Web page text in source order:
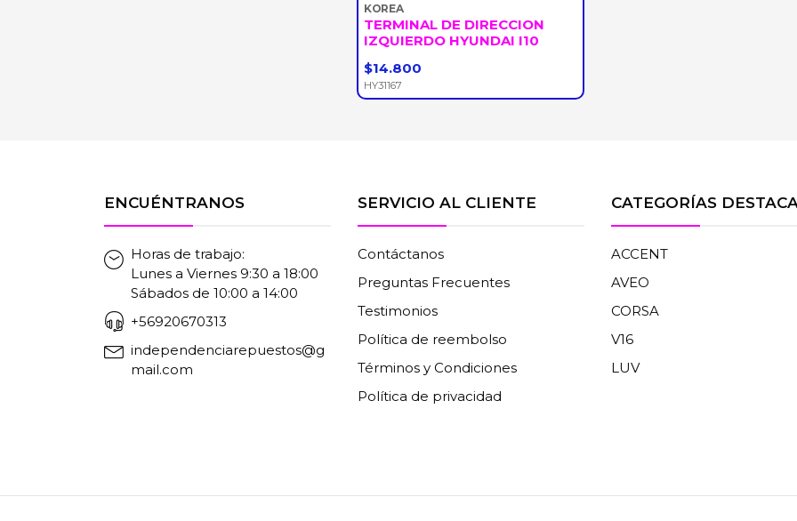
KOREA
TERMINAL DE DIRECCION
IZQUIERDO HYUNDAI I10
-
$14.800
HY31167
ENCUÉNTRANOS
Horas de trabajo:
Lunes a Viernes 9:30 a 18:00
Sábados de 10:00 a 14:00
+56920670313
independenciarepuestos@g
mail.com
SERVICIO AL CLIENTE
Contáctanos
Preguntas Frecuentes
Testimonios
Política de reembolso
Términos y Condiciones
Política de privacidad
CATEGORÍAS
ACCENT
AVEO
CORSA
V16
LUV